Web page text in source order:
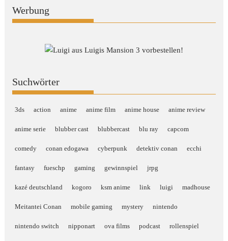
Werbung
Suchwörter
3ds action anime anime film anime house anime review
anime serie blubber cast blubbercast blu ray capcom
comedy conan edogawa cyberpunk detektiv conan ecchi
fantasy fueschp gaming gewinnspiel jrpg
kazé deutschland kogoro ksm anime link luigi madhouse
Meitantei Conan mobile gaming mystery nintendo
nintendo switch nipponart ova films podcast rollenspiel